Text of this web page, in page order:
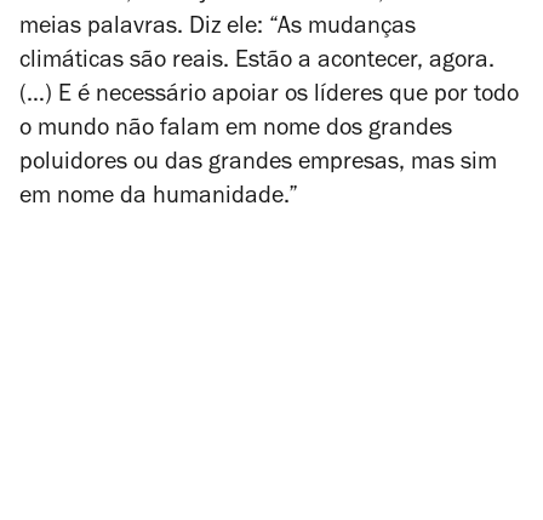
meias palavras. Diz ele: “As mudanças
climáticas são reais. Estão a acontecer, agora.
(…) E é necessário apoiar os líderes que por todo
o mundo não falam em nome dos grandes
poluidores ou das grandes empresas, mas sim
em nome da humanidade.”